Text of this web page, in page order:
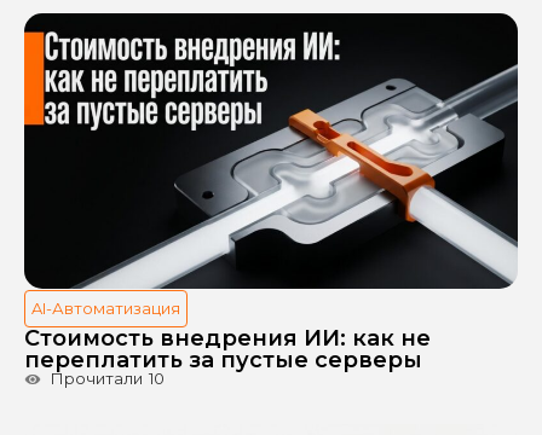
AI-Автоматизация
Стоимость внедрения ИИ: как не
переплатить за пустые серверы
Прочитали 10